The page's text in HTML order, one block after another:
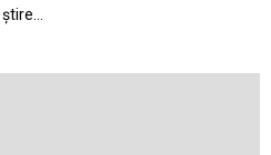
știre…